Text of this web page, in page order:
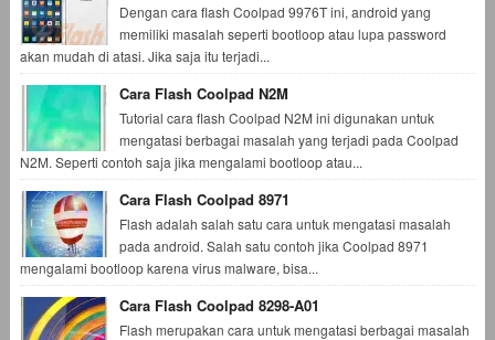
Dengan cara flash Coolpad 9976T ini, android yang
memiliki masalah seperti bootloop atau lupa password
akan mudah di atasi. Jika saja itu terjadi...
Cara Flash Coolpad N2M
Tutorial cara flash Coolpad N2M ini digunakan untuk
mengatasi berbagai masalah yang terjadi pada Coolpad
N2M. Seperti contoh saja jika mengalami bootloop atau...
Cara Flash Coolpad 8971
Flash adalah salah satu cara untuk mengatasi masalah
pada android. Salah satu contoh jika Coolpad 8971
mengalami bootloop karena virus malware, bisa...
Cara Flash Coolpad 8298-A01
Flash merupakan cara untuk mengatasi berbagai masalah